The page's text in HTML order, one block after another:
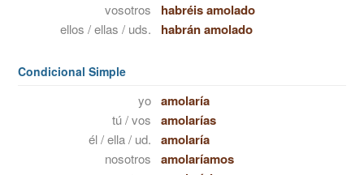
vosotros habréis amolado
ellos / ellas / uds. habrán amolado
Condicional Simple
yo amolaría
tú / vos amolarías
él / ella / ud. amolaría
nosotros amolaríamos